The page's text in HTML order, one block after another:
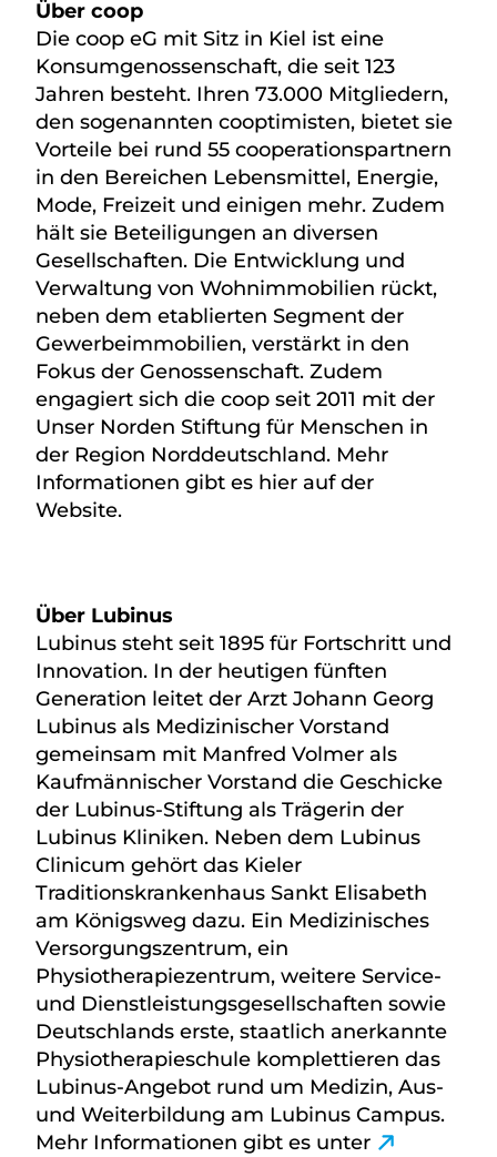
Über coop
Die coop eG mit Sitz in Kiel ist eine
Konsumgenossenschaft, die seit 123
Jahren besteht. Ihren 73.000 Mitgliedern,
den sogenannten cooptimisten, bietet sie
Vorteile bei rund 55 cooperationspartnern
in den Bereichen Lebensmittel, Energie,
Mode, Freizeit und einigen mehr. Zudem
hält sie Beteiligungen an diversen
Gesellschaften. Die Entwicklung und
Verwaltung von Wohnimmobilien rückt,
neben dem etablierten Segment der
Gewerbeimmobilien, verstärkt in den
Fokus der Genossenschaft. Zudem
engagiert sich die coop seit 2011 mit der
Unser Norden Stiftung für Menschen in
der Region Norddeutschland. Mehr
Informationen gibt es hier auf der
Website.
Über Lubinus
Lubinus steht seit 1895 für Fortschritt und
Innovation. In der heutigen fünften
Generation leitet der Arzt Johann Georg
Lubinus als Medizinischer Vorstand
gemeinsam mit Manfred Volmer als
Kaufmännischer Vorstand die Geschicke
der Lubinus-Stiftung als Trägerin der
Lubinus Kliniken. Neben dem Lubinus
Clinicum gehört das Kieler
Traditionskrankenhaus Sankt Elisabeth
am Königsweg dazu. Ein Medizinisches
Versorgungszentrum, ein
Physiotherapiezentrum, weitere Service-
und Dienstleistungsgesellschaften sowie
Deutschlands erste, staatlich anerkannte
Physiotherapieschule komplettieren das
Lubinus-Angebot rund um Medizin, Aus-
und Weiterbildung am Lubinus Campus.
Mehr Informationen gibt es unter